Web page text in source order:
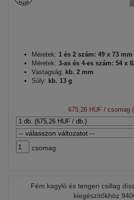
Méretek: 1 és 2 szám: 49 x 73 mm
Méretek: 3-as és 4-es szám: 54 x
Vastagság: kb. 2 mm
Súly: kb. 13 g
675,26 HUF / csomag
csomag
Fém kagyló és tengeri csillag
kiegészítőkhöz